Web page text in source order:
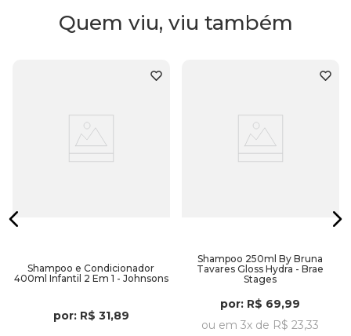
Quem viu, viu também
Shampoo e Condicionador
400ml Infantil 2 Em 1 - Johnsons
por: R$ 31,89
Shampoo 250ml By Bruna
Tavares Gloss Hydra - Brae
Stages
por: R$ 69,99
ou em 3x de R$ 23,33